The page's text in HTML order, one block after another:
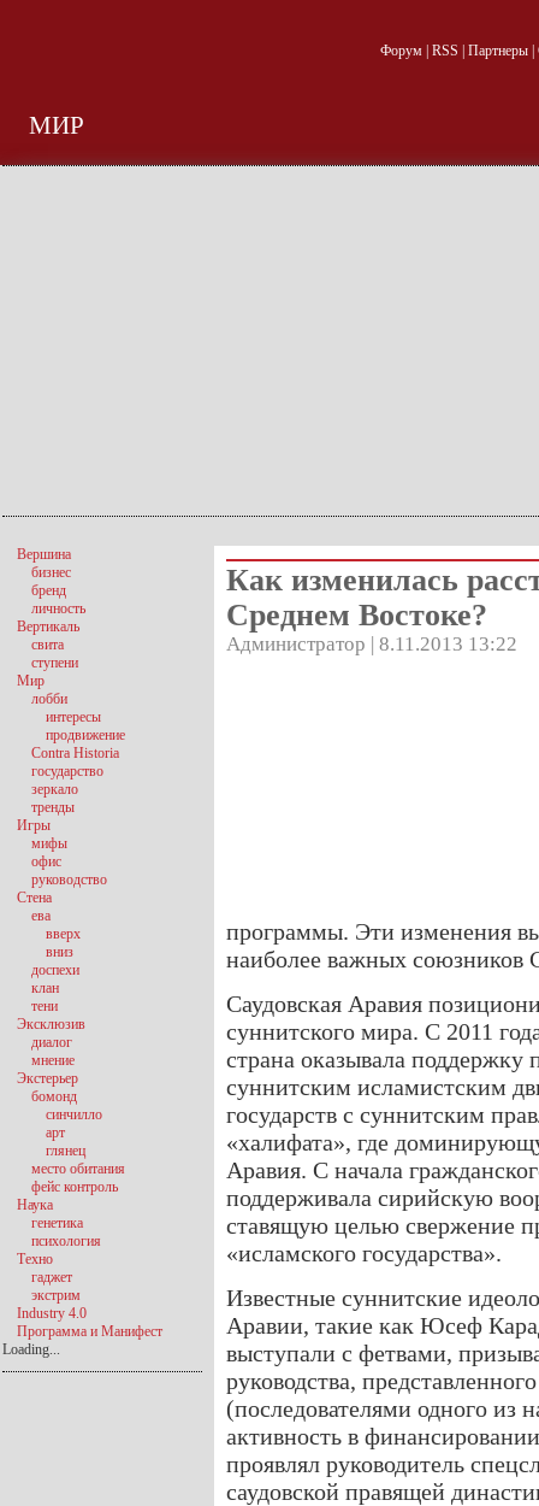
Форум| RSS Партнеры|
МИР
Как изменилась
Среднем Востоке?
Администратор | 8.11.2013 13:22
программы. Эти изменения
наиболее важных
Саудовская Аравия
суннитского мира. С 2011
страна оказывала
суннитским исламистским
государств с суннитским
«халифата», где
Аравия. С начала
поддерживала сирийскую
ставящую целью свержение
«исламского государства».
Известные суннитские
Аравии, такие как Юсеф
выступали с фетвами,
руководства,
(последователями одного
активность в
проявлял руководитель
саудовской правящей
Вершина
бизнес
бренд
личность
Вертикаль
свита
ступени
Мир
лобби
интересы
продвижение
Contra Historia
государство
зеркало
тренды
Игры
мифы
офис
руководство
Стена
ева
вверх
вниз
доспехи
клан
тени
Эксклюзив
диалог
мнение
Экстерьер
бомонд
синчилло
арт
глянец
место обитания
фейс контроль
Наука
генетика
психология
Техно
гаджет
экстрим
Industry 4.0
Программа и Манифест
Loading...